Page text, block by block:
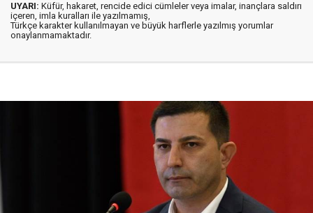
UYARI: Küfür, hakaret, rencide edici cümleler veya imalar, inançlara saldırı
içeren, imla kuralları ile yazılmamış,
Türkçe karakter kullanılmayan ve büyük harflerle yazılmış yorumlar
onaylanmamaktadır.